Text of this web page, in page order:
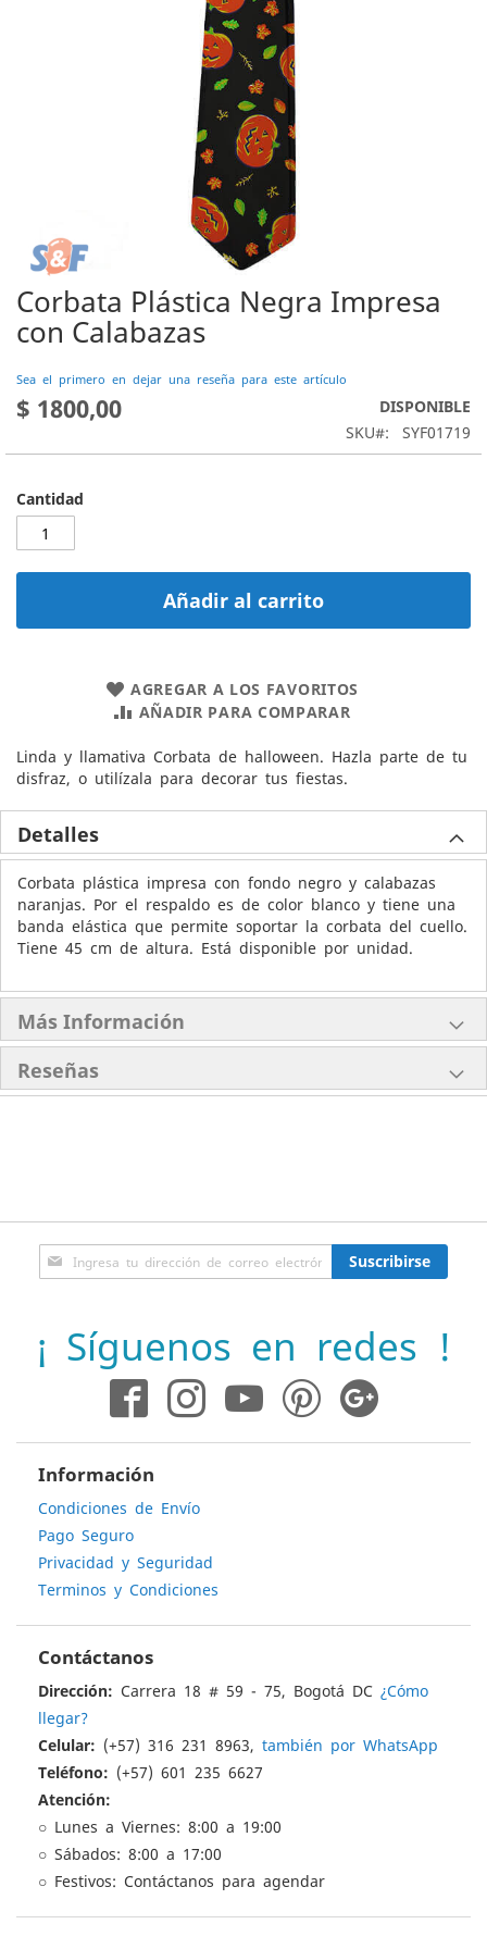
Corbata Plástica Negra Impresa
con Calabazas
Sea el primero en dejar una reseña para este artículo
$ 1800,00 DISPONIBLE
SKU SYF01719
Cantidad
Añadir al carrito
AGREGAR A LOS FAVORITOS
AÑADIR PARA COMPARAR
Linda y llamativa Corbata de halloween. Hazla parte de tu
disfraz, o utilízala para decorar tus fiestas.
Saltar
comienzo
la
galería
Detalles
Corbata plástica impresa con fondo negro y calabazas
naranjas. Por el respaldo es de color blanco y tiene una
banda elástica que permite soportar la corbata del cuello.
Tiene 45 cm de altura. Está disponible por unidad.
Más Información
Reseñas
Inscríbase
a
de
noticias:
Suscribirse
¡ Síguenos en redes !
Información
Condiciones de Envío
Pago Seguro
Privacidad y Seguridad
Terminos y Condiciones
Contáctanos
Dirección: Carrera 18 # 59 - 75, Bogotá DC ¿Cómo
llegar?
Celular: (+57) 316 231 8963, también por WhatsApp
Teléfono: (+57) 601 235 6627
Atención:
○ Lunes a Viernes: 8:00 a 19:00
○ Sábados: 8:00 a 17:00
○ Festivos: Contáctanos para agendar